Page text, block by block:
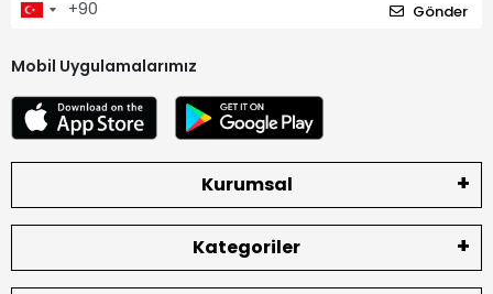
Gönder
Mobil Uygulamalarımız
Kurumsal
Kategoriler